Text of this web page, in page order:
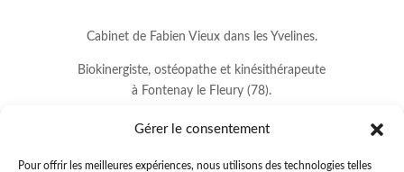
Gérer le consentement
Pour offrir les meilleures expériences, nous utilisons des technologies telles
Cabinet de Fabien Vieux dans les Yvelines.
Biokinergiste, ostéopathe et kinésithérapeute
à Fontenay le Fleury (78).